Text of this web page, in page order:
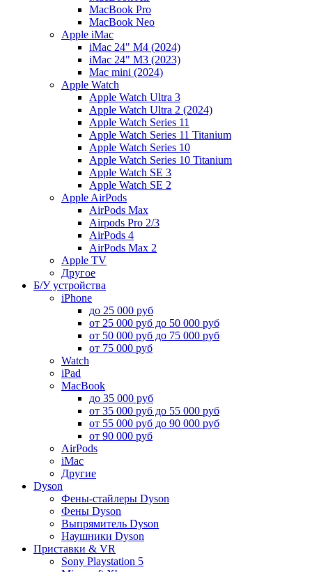
MacBook Pro
MacBook Neo
Apple iMac
iMac 24" M4 (2024)
iMac 24" M3 (2023)
Mac mini (2024)
Apple Watch
Apple Watch Ultra 3
Apple Watch Ultra 2 (2024)
Apple Watch Series 11
Apple Watch Series 11 Titanium
Apple Watch Series 10
Apple Watch Series 10 Titanium
Apple Watch SE 3
Apple Watch SE 2
Apple AirPods
AirPods Max
Airpods Pro 2/3
AirPods 4
AirPods Max 2
Apple TV
Другое
Б/У устройства
iPhone
до 25 000 руб
от 25 000 руб до 50 000 руб
от 50 000 руб до 75 000 руб
от 75 000 руб
Watch
iPad
MacBook
до 35 000 руб
от 35 000 руб до 55 000 руб
от 55 000 руб до 90 000 руб
от 90 000 руб
AirPods
iMac
Другие
Dyson
Фены-стайлеры Dyson
Фены Dyson
Выпрямитель Dyson
Наушники Dyson
Приставки & VR
Sony Playstation 5